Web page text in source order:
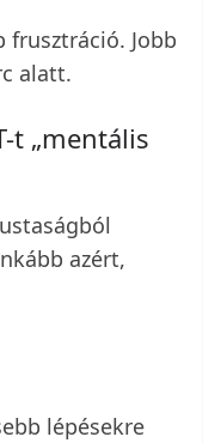
frusztráció. Jobb
alatt.
t „mentális
azért,
lépésekre